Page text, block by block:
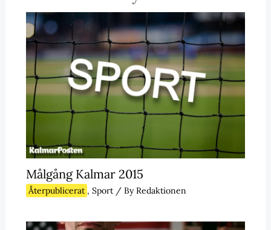
Målgång Kalmar 2015
Återpublicerat , Sport/ ByRedaktionen